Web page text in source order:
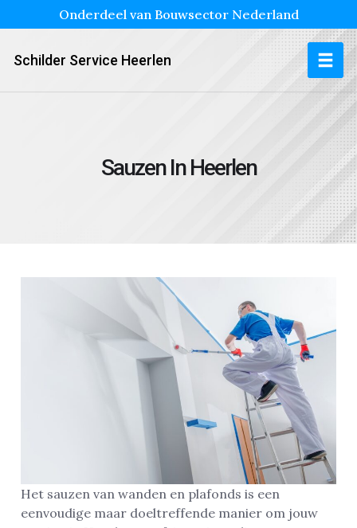
Onderdeel van Bouwsector Nederland
Schilder Service Heerlen
Sauzen In Heerlen
Het sauzen van wanden en plafonds is een
eenvoudige maar doeltreffende manier om jouw